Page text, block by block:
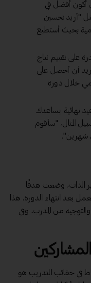
أكون أفضل في
"أريد تحسين
بحيث أستطيع
على تقييم نتاج
أن أحصل على
تقديمي خلال دورة
نهائية يساعدك
المثال، "سأقوم
شهرين".
الذات، وضعت هدفًا
بعد انتهاء الدورة. هذا
من المدرب. وفي
في حقائب التدريب هو